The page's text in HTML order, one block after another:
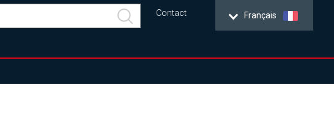
Français
Contact